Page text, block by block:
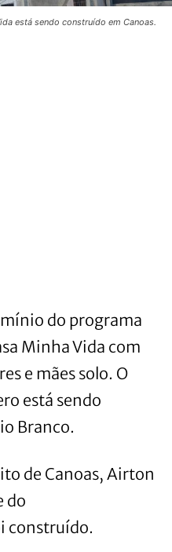
está sendo construído em Canoas.
do programa
Minha Vida com
e mães solo. O
está sendo
Branco.
de Canoas, Airton
do
construído.